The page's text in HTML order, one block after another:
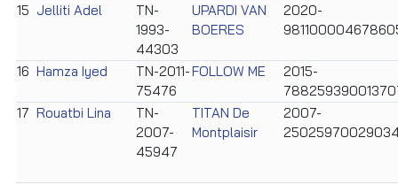
15 Jelliti Adel
TN-
1993-
44303
UPARDI VAN
BOERES
2020-
16 Hamza Iyed
TN-2011-
75476
FOLLOW ME
2015-
17 Rouatbi Lina
TN-
2007-
45947
TITAN De
Montplaisir
2007-